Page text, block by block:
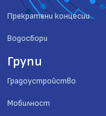
Прекратени концесии
Водосбори
Групи
Градоустройство
Мобилност